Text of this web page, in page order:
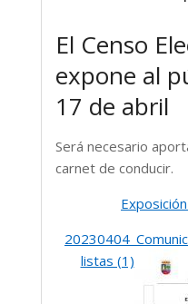
El Censo
expone al
17 de abril
Será necesario
carnet de conducir.
listas (1)